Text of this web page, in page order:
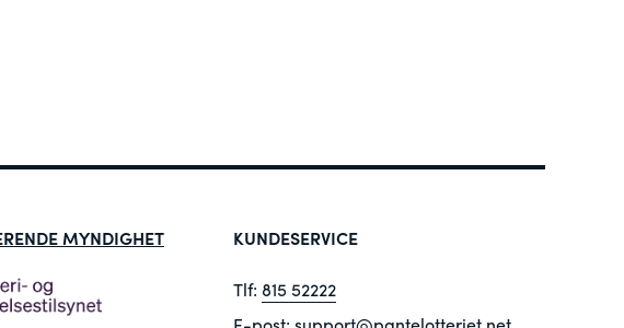
MYNDIGHET KUNDESERVICE
Tlf: 815 52222